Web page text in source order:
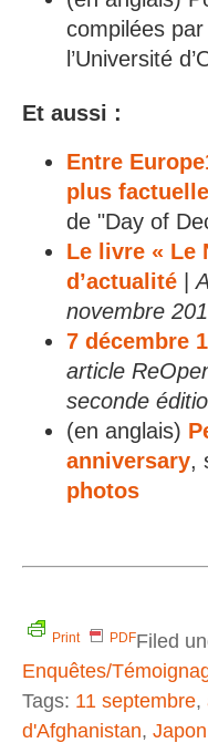
compilées par
l’Université
Et aussi :
Entre
plus
de "Day of
Le livre « Le
d’actualité |
novembre
7 décembre
article
seconde
(en anglais)
anniversary,
photos
Print PDFFiled
Enquêtes/
Tags: 11 septembre,
d'Afghanistan, Japon